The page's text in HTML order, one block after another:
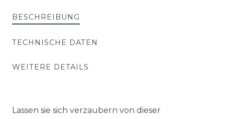
BESCHREIBUNG
TECHNISCHE DATEN
WEITERE DETAILS
Lassen sie sich verzaubern von dieser